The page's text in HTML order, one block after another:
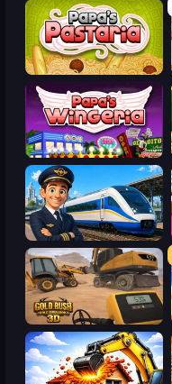
Papa's Pastaria
Papa's Wingeria
Idle Train Empire Tycoon
Gold Rush: Gold Simulator 3D